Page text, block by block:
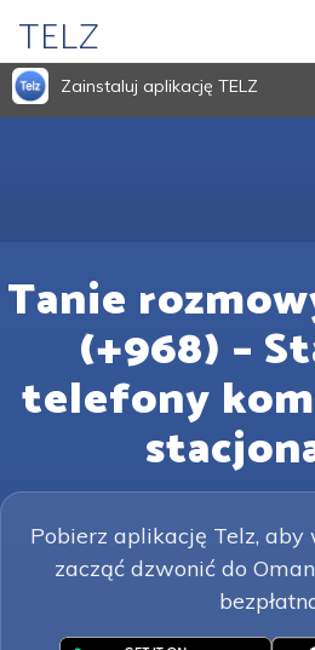
TELZ
Zainstaluj aplikację TELZ
Tanie
(+968) –
telefony
Pobierz aplikację Telz,
zacząć dzwonić do